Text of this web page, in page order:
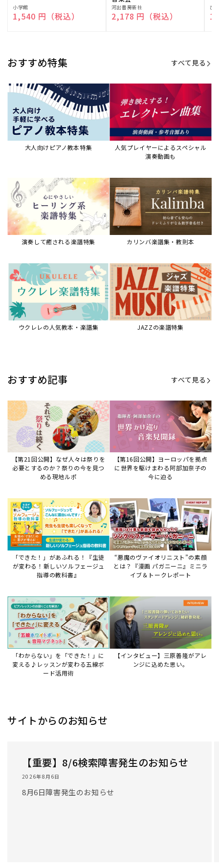
JAZZの楽譜特集
おすすめ記事 すべて見る
【第21回公開】なぜ人々は祭りを
必要とするのか？祭りの今を見つ
める現地ルポ
【第16回公開】ヨーロッパを拠点
に世界を駆けまわる阿部加奈子の
今に迫る
「できた！」があふれる！『生徒
指導の教科書』
イブ＆トークレポート
ード活用術
サイトからのお知らせ
2026年8月6日
8月6日障害発生のお知らせ